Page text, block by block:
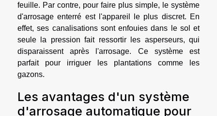
feuille. Par contre, pour faire plus simple, le système
d'arrosage enterré est l'appareil le plus discret. En
effet, ses canalisations sont enfouies dans le sol et
seule la pression fait ressortir les asperseurs, qui
disparaissent après l'arrosage. Ce système est
parfait pour irriguer les plantations comme les
gazons.
Les avantages d'un système
d'arrosage automatique pour